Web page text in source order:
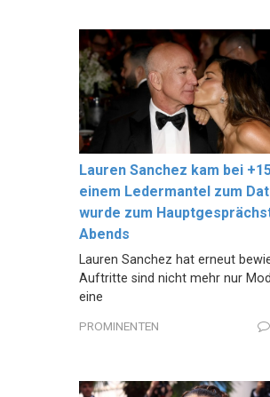
Lauren Sanchez kam bei
einem Ledermantel zum
wurde zum
Abends
Lauren Sanchez hat erneut
Auftritte sind nicht mehr nur
eine
PROMINENTEN